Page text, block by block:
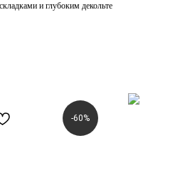
и глубоким декольте
-60%